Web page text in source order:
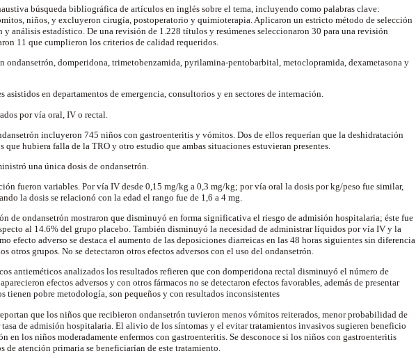
búsqueda bibliográfica de artículos en inglés sobre el tema, incluyendo como palabras clave:
niños, y excluyeron cirugía, postoperatorio y quimioterapia. Aplicaron un estricto método de selección
y análisis estadístico. De una revisión de 1.228 títulos y resúmenes seleccionaron 30 para una revisión
11 que cumplieron los criterios de calidad requeridos.
ondansetrón, domperidona, trimetobenzamida, pyrilamina-pentobarbital, metoclopramida, dexametasona y
asistidos en departamentos de emergencia, consultorios y en sectores de internación.
por vía oral, IV o rectal.
incluyeron 745 niños con gastroenteritis y vómitos. Dos de ellos requerían que la deshidratación
que hubiera falla de la TRO y otro estudio que ambas situaciones estuvieran presentes.
una única dosis de ondansetrón.
fueron variables. Por vía IV desde 0,15 mg/kg a 0,3 mg/kg; por vía oral la dosis por kg/peso fue similar,
la dosis se relacionó con la edad el rango fue de 1,6 a 4 mg.
de ondansetrón mostraron que disminuyó en forma significativa el riesgo de admisión hospitalaria; éste fue
al 14.6% del grupo placebo. También disminuyó la necesidad de administrar líquidos por vía IV y la
efecto adverso se destaca el aumento de las deposiciones diarreicas en las 48 horas siguientes sin diferencia
otros grupos. No se detectaron otros efectos adversos con el uso del ondansetrón.
antieméticos analizados los resultados refieren que con domperidona rectal disminuyó el número de
efectos adversos y con otros fármacos no se detectaron efectos favorables, además de presentar
tienen pobre metodología, son pequeños y con resultados inconsistentes
que los niños que recibieron ondansetrón tuvieron menos vómitos reiterados, menor probabilidad de
de admisión hospitalaria. El alivio de los síntomas y el evitar tratamientos invasivos sugieren beneficio
en los niños moderadamente enfermos con gastroenteritis. Se desconoce si los niños con gastroenteritis
de atención primaria se beneficiarían de este tratamiento.